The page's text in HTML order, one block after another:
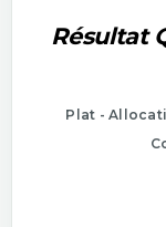
Résultat
Plat -